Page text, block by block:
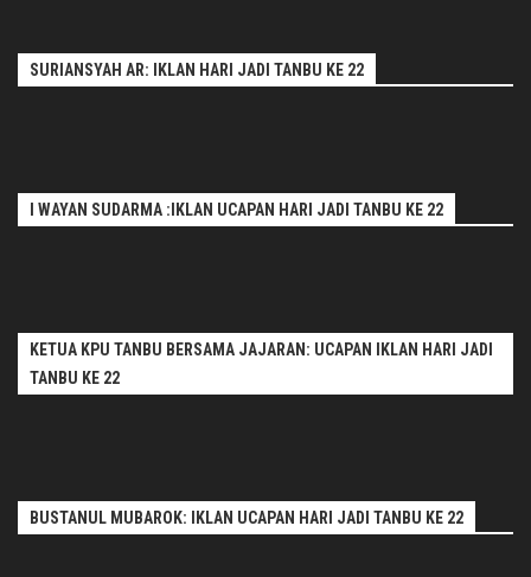
SURIANSYAH AR: IKLAN HARI JADI TANBU KE 22
I WAYAN SUDARMA :IKLAN UCAPAN HARI JADI TANBU KE 22
KETUA KPU TANBU BERSAMA JAJARAN: UCAPAN IKLAN HARI JADI
TANBU KE 22
BUSTANUL MUBAROK: IKLAN UCAPAN HARI JADI TANBU KE 22